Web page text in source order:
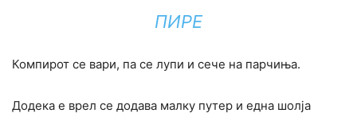
ПИРЕ
Компирот се вари, па се лупи и сече на парчиња.
Додека е врел се додава малку путер и една шолја